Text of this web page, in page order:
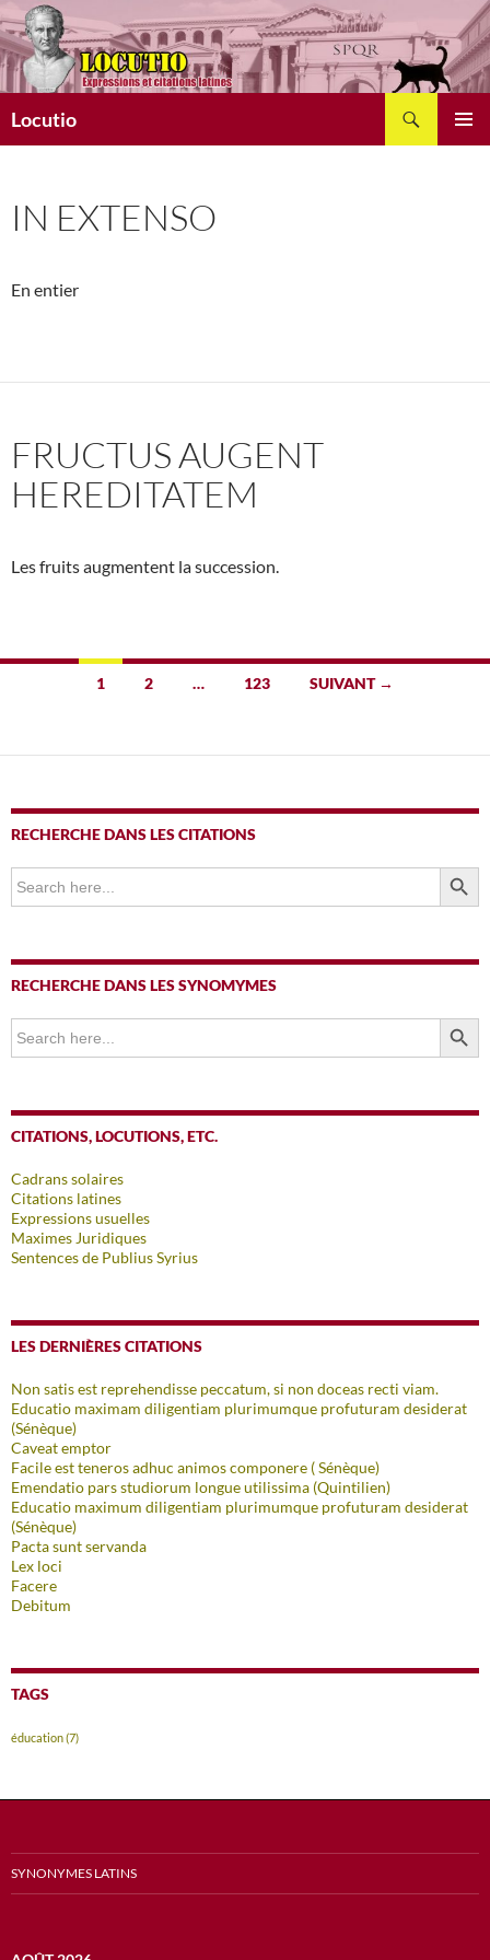
Aller
au
contenu
Locutio
IN EXTENSO
En entier
FRUCTUS AUGENT
HEREDITATEM
Les fruits augmentent la succession.
Navigation
articles
1 2 … 123 SUIVANT →
RECHERCHE DANS LES CITATIONS
Search
for:
SEARCH
RECHERCHE DANS LES SYNOMYMES
Search
for:
SEARCH
CITATIONS, LOCUTIONS, ETC.
Cadrans solaires
Citations latines
Expressions usuelles
Maximes Juridiques
Sentences de Publius Syrius
LES DERNIÈRES CITATIONS
Non satis est reprehendisse peccatum, si non doceas recti viam.
Educatio maximam diligentiam plurimumque profuturam desiderat
(Sénèque)
Caveat emptor
Facile est teneros adhuc animos componere ( Sénèque)
Emendatio pars studiorum longue utilissima (Quintilien)
Educatio maximum diligentiam plurimumque profuturam desiderat
(Sénèque)
Pacta sunt servanda
Lex loci
Facere
Debitum
TAGS
éducation(7)
SYNONYMES LATINS